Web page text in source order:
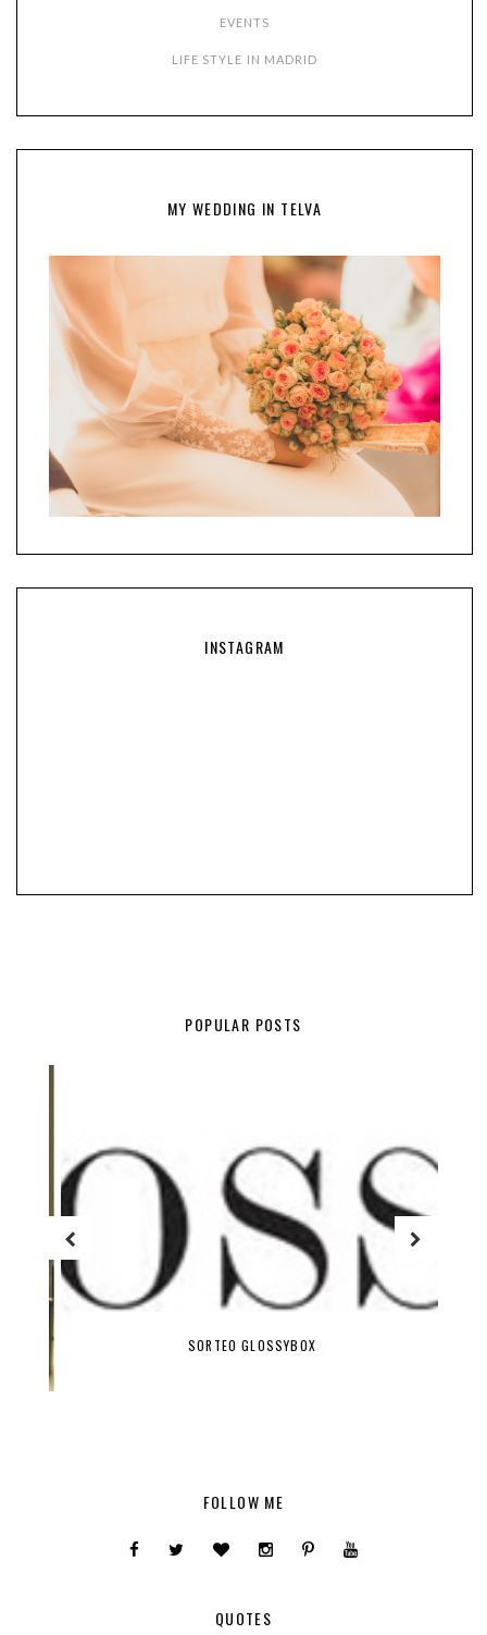
EVENTS
LIFE STYLE IN MADRID
MY WEDDING IN TELVA
INSTAGRAM
POPULAR POSTS
SORTEO GLOSSYBOX
FOLLOW ME
QUOTES